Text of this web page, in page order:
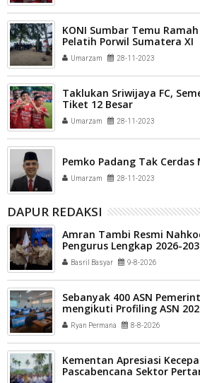
KONI Sumbar Temu
Pelatih Porwil Sumatera XI
Umarzam 28-11-2023
Taklukan Sriwijaya FC,
Tiket 12 Besar
Umarzam 28-11-2023
Pemko Padang Tak
Umarzam 28-11-2023
DAPUR REDAKSI
Amran Tambi Resmi
Pengurus Lengkap 2026-
Basril Basyar 9-8-2026
Sebanyak 400 ASN
mengikuti Profiling ASN
Ryan Permana 8-8-2026
Kementan Apresiasi
Pascabencana Sektor